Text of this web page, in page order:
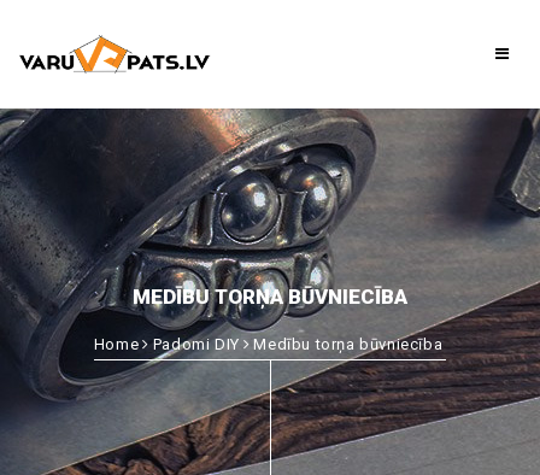
MEDĪBU TORŅA BŪVNIECĪBA
Home Padomi DIY Medību torņa būvniecība